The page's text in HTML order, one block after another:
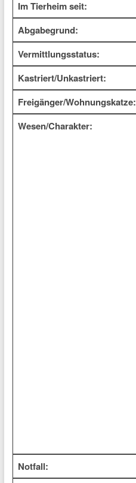
Im Tierheim seit:
Abgabegrund:
Vermittlungsstatus:
Kastriert/Unkastriert:
Freigänger/Wohnungskatze:
Wesen/Charakter:
Notfall: